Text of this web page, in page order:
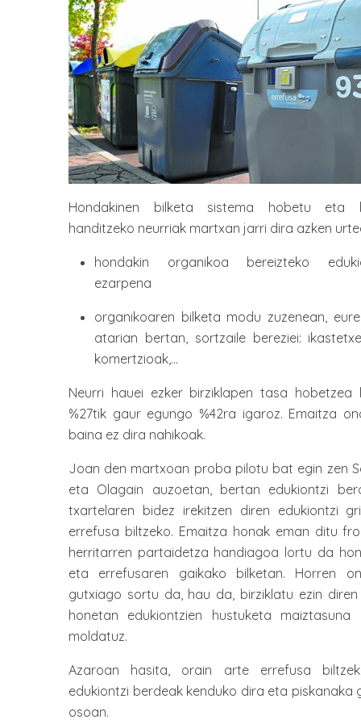
Hondakinen bilketa sistema hobetu eta
handitzeko neurriak martxan jarri dira azken
hondakin organikoa bereizteko
ezarpena
organikoaren bilketa modu zuzenean,
atarian bertan, sortzaile bereziei:
komertzioak,…
Neurri hauei ezker birziklapen tasa hobetzea
%27tik gaur egungo %42ra igaroz. Emaitza
baina ez dira nahikoak.
Joan den martxoan proba pilotu bat egin zen
eta Olagain auzoetan, bertan edukiontzi
txartelaren bidez irekitzen diren edukiontzi
errefusa biltzeko. Emaitza honak eman ditu
herritarren partaidetza handiagoa lortu da
eta errefusaren gaikako bilketan. Horren
gutxiago sortu da, hau da, birziklatu ezin
honetan edukiontzien hustuketa maiztasuna
moldatuz.
Azaroan hasita, orain arte errefusa
edukiontzi berdeak kenduko dira eta piskanaka
osoan.